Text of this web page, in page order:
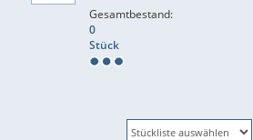
Gesamtbestand:
0
Stück